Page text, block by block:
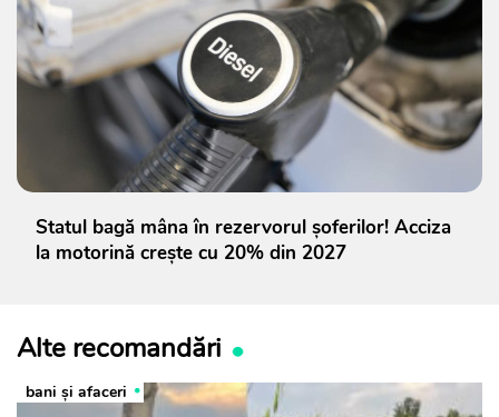
Statul bagă mâna în rezervorul șoferilor! Acciza
la motorină crește cu 20% din 2027
Alte recomandări
bani și afaceri